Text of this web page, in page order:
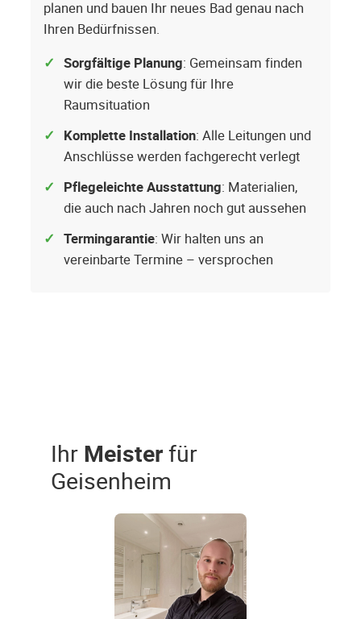
planen und bauen Ihr neues Bad genau nach
Ihren Bedürfnissen.
Sorgfältige Planung: Gemeinsam finden
wir die beste Lösung für Ihre
Raumsituation
Komplette Installation: Alle Leitungen und
Anschlüsse werden fachgerecht verlegt
Pflegeleichte Ausstattung: Materialien,
die auch nach Jahren noch gut aussehen
Termingarantie: Wir halten uns an
vereinbarte Termine – versprochen
Ihr Meisterfür
Geisenheim